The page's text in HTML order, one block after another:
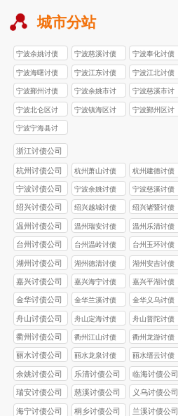
城市分站
宁波余姚讨债
公司
宁波慈溪讨债
公司
宁波奉化讨债
公司
宁波海曙讨债
公司
宁波江东讨债
公司
宁波江北讨债
公司
宁波鄞州讨债
公司
宁波余姚市讨
债公司
宁波慈溪市讨
债公司
宁波北仑区讨
债公司
宁波镇海区讨
宁波鄞州区讨
宁波宁海县讨
债公司
浙江讨债公司
杭州讨债公司
杭州萧山讨债
公司
杭州建德讨债
公司
宁波讨债公司
宁波余姚讨债
公司
宁波慈溪讨债
公司
绍兴讨债公司
绍兴越城讨债
公司
绍兴诸暨讨债
公司
温州讨债公司
温州瑞安讨债
公司
温州乐清讨债
公司
台州讨债公司
台州温岭讨债
公司
台州玉环讨债
公司
湖州讨债公司
湖州德清讨债
公司
湖州安吉讨债
公司
嘉兴讨债公司
嘉兴海宁讨债
公司
嘉兴平湖讨债
公司
金华讨债公司
金华兰溪讨债
公司
金华义乌讨债
公司
舟山讨债公司
舟山定海讨债
公司
舟山普陀讨债
公司
衢州讨债公司
衢州江山讨债
公司
衢州龙游讨债
公司
丽水讨债公司
丽水龙泉讨债
公司
丽水缙云讨债
公司
余姚讨债公司 乐清讨债公司 临海讨债公司
瑞安讨债公司 慈溪讨债公司 义乌讨债公司
海宁讨债公司 桐乡讨债公司 兰溪讨债公司